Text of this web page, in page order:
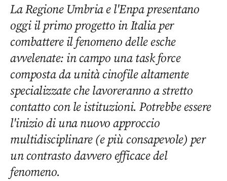
La Regione Umbria e l'Enpa presentano
oggi il primo progetto in Italia per
combattere il fenomeno delle esche
avvelenate: in campo una task force
composta da unità cinofile altamente
specializzate che lavoreranno a stretto
contatto con le istituzioni. Potrebbe essere
l'inizio di una nuovo approccio
multidisciplinare (e più consapevole) per
un contrasto davvero efficace del
fenomeno.